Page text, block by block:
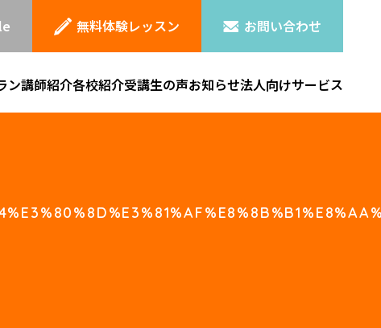
無料体験レッスン お問い合わせ
ン講師紹介各校紹介受講生の声お知らせ法人向けサービス